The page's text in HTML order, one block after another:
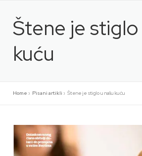
sadržajŠtene je stiglo
kuću
Home » Pisani artikli »Štene je stiglo u našu kuću